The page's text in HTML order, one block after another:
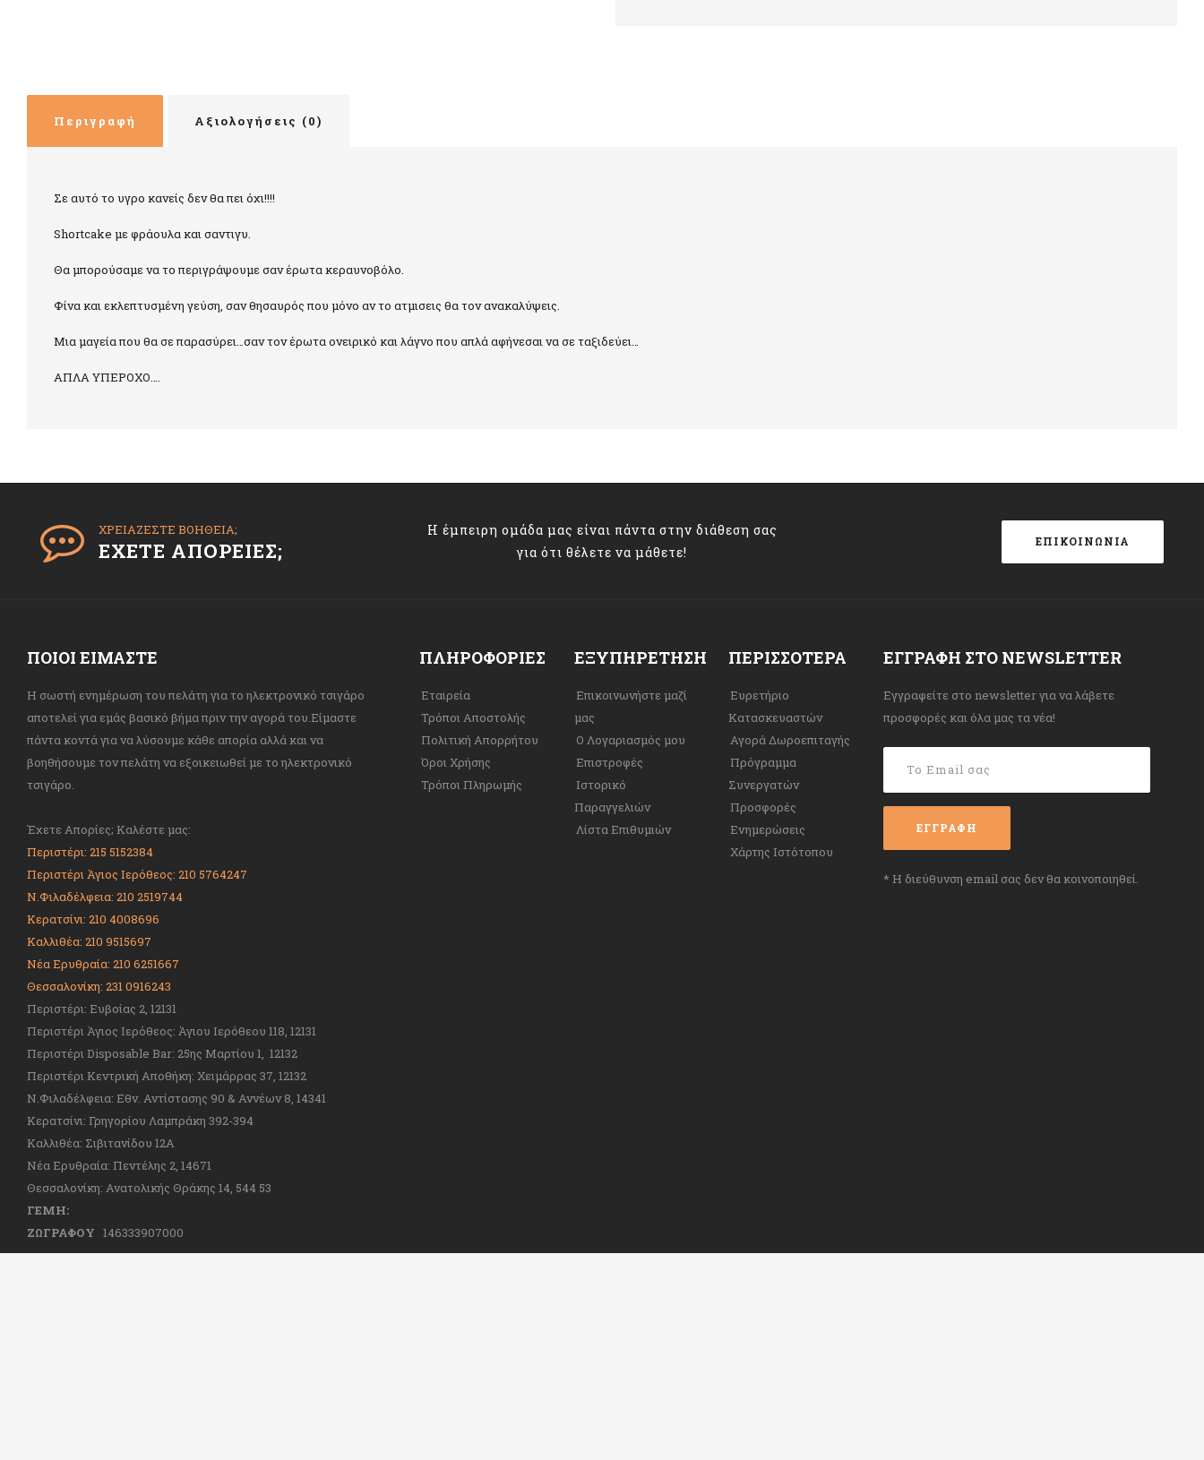
Περιγραφή Αξιολογήσεις (0)
Σε αυτό το υγρο κανείς δεν θα πει όχι!!!!
Shortcake με φράουλα και σαντιγυ.
Θα μπορούσαμε να το περιγράψουμε σαν έρωτα κεραυνοβόλο.
Φίνα και εκλεπτυσμένη γεύση, σαν θησαυρός που μόνο αν το ατμισεις θα τον ανακαλύψεις.
Μια μαγεία που θα σε παρασύρει…σαν τον έρωτα ονειρικό και λάγνο που απλά αφήνεσαι να σε ταξιδεύει…
ΑΠΛΑ ΥΠΕΡΟΧΟ….
ΧΡΕΙΑΖΕΣΤΕ ΒΟΗΘΕΙΑ;
ΕΧΕΤΕ ΑΠΟΡΕΙΕΣ;
Η έμπειρη ομάδα μας είναι πάντα στην διάθεση σας
για ότι θέλετε να μάθετε!
ΕΠΙΚΟΙΝΩΝΙΑ
ΠΟΙΟΙ ΕΙΜΑΣΤΕ
Η σωστή ενημέρωση του πελάτη για το ηλεκτρονικό τσιγάρο
αποτελεί για εμάς βασικό βήμα πριν την αγορά του.Είμαστε
πάντα κοντά για να λύσουμε κάθε απορία αλλά και να
βοηθήσουμε τον πελάτη να εξοικειωθεί με το ηλεκτρονικό
τσιγάρο.
Έχετε Απορίες; Καλέστε μας:
Περιστέρι: 215 5152384
Περιστέρι Άγιος Ιερόθεος: 210 5764247
Ν.Φιλαδέλφεια: 210 2519744
Κερατσίνι: 210 4008696
Καλλιθέα: 210 9515697
Νέα Ερυθραία: 210 6251667
Θεσσαλονίκη: 231 0916243
Περιστέρι: Ευβοίας 2, 12131
Περιστέρι Άγιος Ιερόθεος: Άγιου Ιερόθεου 118, 12131
Περιστέρι Disposable Bar: 25ης Μαρτίου 1, 12132
Περιστέρι Κεντρική Αποθήκη: Χειμάρρας 37, 12132
Ν.Φιλαδέλφεια: Εθν. Αντίστασης 90 & Αννέων 8, 14341
Κερατσίνι: Γρηγορίου Λαμπράκη 392-394
Καλλιθέα: Σιβιτανίδου 12Α
Νέα Ερυθραία: Πεντέλης 2, 14671
Θεσσαλονίκη: Ανατολικής Θράκης 14, 544 53
ΓΕΜΗ:
ΖΩΓΡΑΦΟΥ 146333907000
ΠΛΗΡΟΦΟΡΊΕΣ
Εταιρεία
Τρόποι Αποστολής
Πολιτική Απορρήτου
Όροι Χρήσης
Τρόποι Πληρωμής
ΕΞΥΠΗΡΈΤΗΣΗ
Επικοινωνήστε μαζί
μας
Ο Λογαριασμός μου
Επιστροφές
Ιστορικό
Παραγγελιών
Λίστα Επιθυμιών
ΠΕΡΙΣΣΌΤΕΡΑ
Ευρετήριο
Κατασκευαστών
Αγορά Δωροεπιταγής
Πρόγραμμα
Συνεργατών
Προσφορές
Ενημερώσεις
Χάρτης Ιστότοπου
ΕΓΓΡΑΦΉ ΣΤΟ NEWSLETTER
Εγγραφείτε στο newsletter για να λάβετε
προσφορές και όλα μας τα νέα!
* Η διεύθυνση email σας δεν θα κοινοποιηθεί.